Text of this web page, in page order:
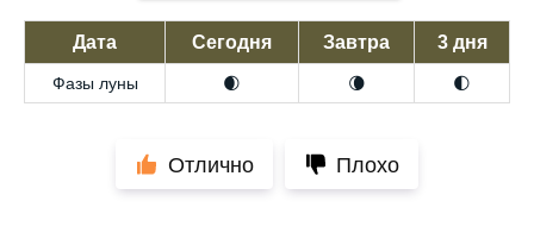
Дата Сегодня Завтра 3 дня
Фазы луны 🌒 🌘 🌓
Отлично Плохо